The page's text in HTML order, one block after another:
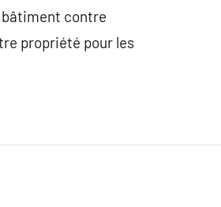
bâtiment contre
propriété pour les